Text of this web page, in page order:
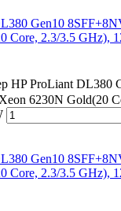
Gen10
Core, 2.3/3.5 GHz),
HP ProLiant DL380
6230N Gold(20
Gen10
Core, 2.3/3.5 GHz),